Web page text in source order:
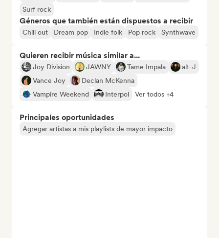
Surf rock
Géneros que también están dispuestos a recibir
Chill out Dream pop Indie folk Pop rock Synthwave
Quieren recibir música similar a...
Joy Division JAWNY Tame Impala
alt-J
Vance Joy
Declan McKenna
Vampire Weekend
Interpol Ver todos +4
Principales oportunidades
Agregar artistas a mis playlists de mayor impacto